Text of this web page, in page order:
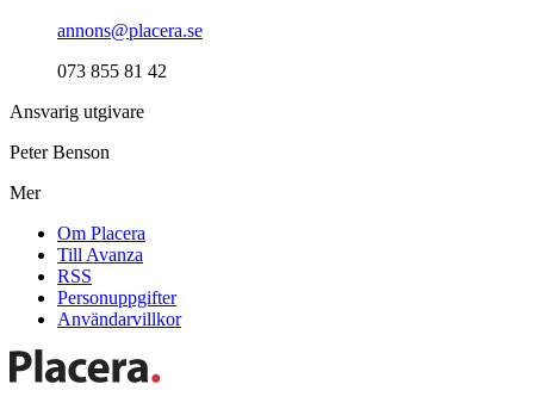
annons@placera.se
073 855 81 42
Ansvarig utgivare
Peter Benson
Mer
Om Placera
Till Avanza
RSS
Personuppgifter
Användarvillkor